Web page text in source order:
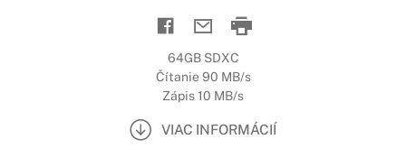
64GB SDXC
Čítanie 90 MB/s
Zápis 10 MB/s
VIAC INFORMÁCIÍ